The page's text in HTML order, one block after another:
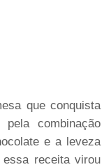
que conquista
combinação
e a leveza
receita virou